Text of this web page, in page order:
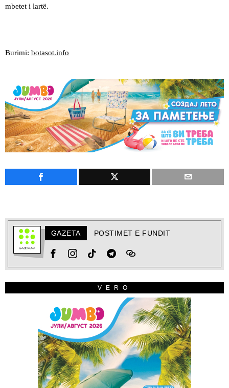
mbetet i lartë.
Burimi: botasot.info
GAZETA POSTIMET E FUNDIT
VERO